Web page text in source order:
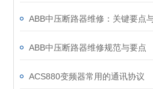
ABB中压断路器维修规范与要点
ACS880变频器常用的通讯协议